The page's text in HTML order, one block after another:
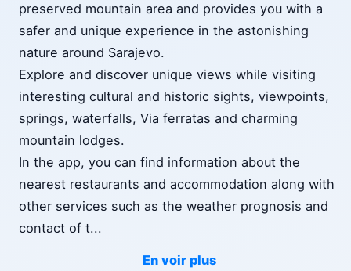
preserved mountain area and provides you with a
safer and unique experience in the astonishing
nature around Sarajevo.
Explore and discover unique views while visiting
interesting cultural and historic sights, viewpoints,
springs, waterfalls, Via ferratas and charming
mountain lodges.
In the app, you can find information about the
nearest restaurants and accommodation along with
other services such as the weather prognosis and
contact of t...
En voir plus